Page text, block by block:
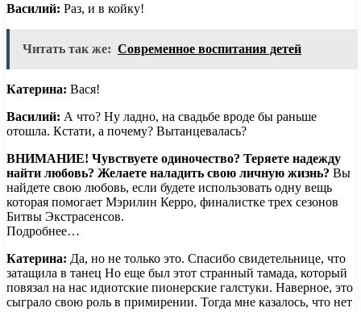
Василий: Раз, и в койку!
Читать так же: Современное воспитания детей
Катерина: Вася!
Василий: А что? Ну ладно, на свадьбе вроде бы раньше
отошла. Кстати, а почему? Вытанцевалась?
ВНИМАНИЕ! Чувствуете одиночество? Теряете надежду
найти любовь? Желаете наладить свою личную жизнь? Вы
найдете свою любовь, если будете использовать одну вещь
которая помогает Мэрилин Керро, финалистке трех сезонов
Битвы Экстрасенсов.
Подробнее…
Катерина: Да, но не только это. Спасибо свидетельнице, что
затащила в танец Но еще был этот странный тамада, который
повязал на нас идиотские пионерские галстуки. Наверное, это
сыграло свою роль в примирении. Тогда мне казалось, что нет